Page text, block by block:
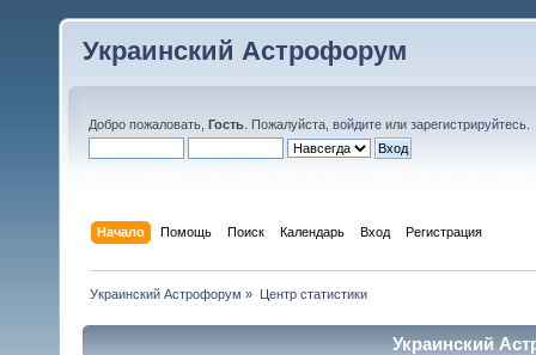
Украинский Астрофорум
Добро пожаловать, Гость . Пожалуйста, войдите или зарегистрируйтесь
Начало Помощь Поиск Календарь Вход Регистрация
Украинский Астрофорум » Центр статистики
Украинский